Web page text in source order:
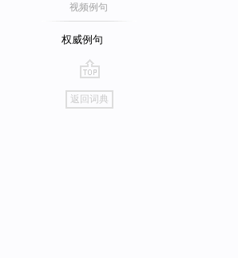
视频例句
权威例句
go
top
返回词典